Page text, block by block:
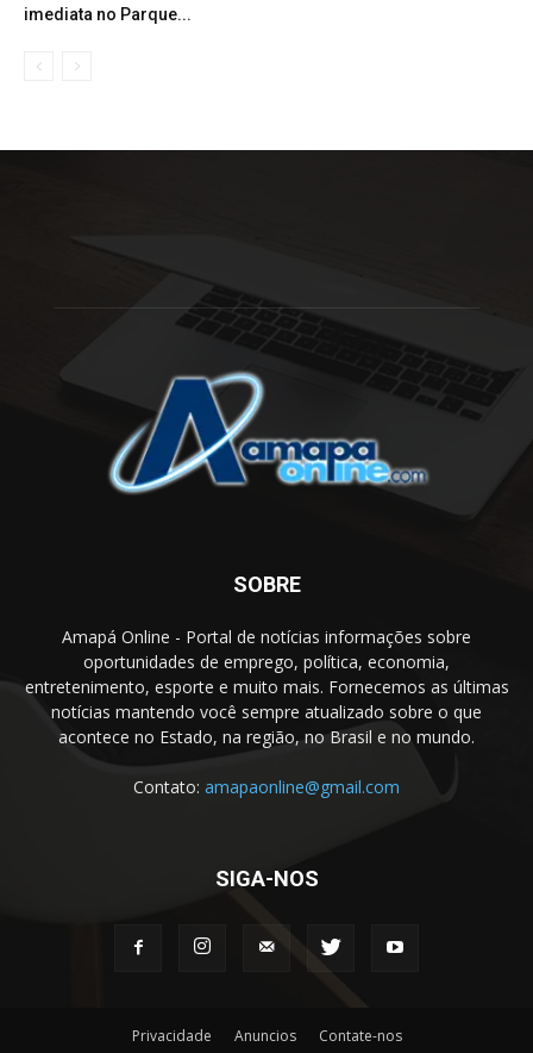
imediata no Parque...
SOBRE
Amapá Online - Portal de notícias informações sobre
oportunidades de emprego, política, economia,
entretenimento, esporte e muito mais. Fornecemos as últimas
notícias mantendo você sempre atualizado sobre o que
acontece no Estado, na região, no Brasil e no mundo.
Contato: amapaonline@gmail.com
SIGA-NOS
Privacidade Anuncios Contate-nos